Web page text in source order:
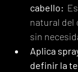
cabello:
natural del
sin
Aplica
definir la